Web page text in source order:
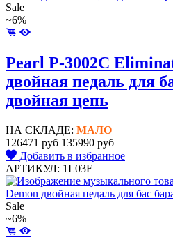
Sale
~6%
Pearl P-3002C
двойная педаль для
двойная цепь
НА СКЛАДЕ: МАЛО
126471 руб 135990 руб
Добавить в избранное
АРТИКУЛ: 1L03F
Sale
~6%